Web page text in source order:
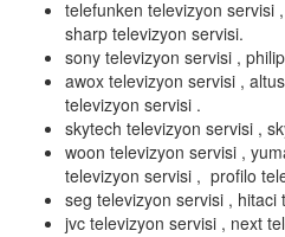
telefunken televizyon servisi
sharp televizyon servisi.
sony televizyon servisi ,
awox televizyon servisi ,
televizyon servisi .
skytech televizyon servisi ,
woon televizyon servisi ,
televizyon servisi , profilo
seg televizyon servisi , hitaci
jvc televizyon servisi , next